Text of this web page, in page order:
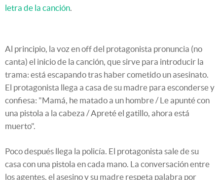
letra de la canción
Al principio, la voz en off del protagonista pronuncia (no
canta) el inicio de la canción, que sirve para introducir la
trama: está escapando tras haber cometido un asesinato.
El protagonista llega a casa de su madre para esconderse y
confiesa: "Mamá, he matado a un hombre / Le apunté con
una pistola a la cabeza / Apreté el gatillo, ahora está
muerto".
Poco después llega la policía. El protagonista sale de su
casa con una pistola en cada mano. La conversación entre
los agentes, el asesino y su madre respeta palabra por